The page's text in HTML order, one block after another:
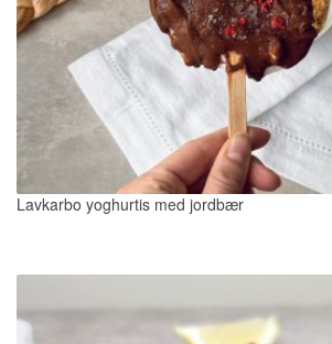
Lavkarbo yoghurtis med jordbær